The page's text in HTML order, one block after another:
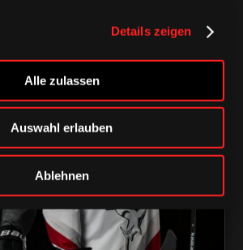
Details zeigen
Alle zulassen
Auswahl erlauben
Ablehnen
TRIKOTS
TRIKOTS
TRIKOTS